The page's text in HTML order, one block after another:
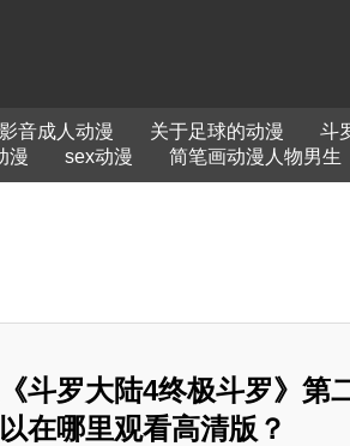
音成人动漫 关于足球的动漫 斗
漫 sex动漫 简笔画动漫人物男生
斗罗大陆4终极斗罗》第
在哪里观看高清版？